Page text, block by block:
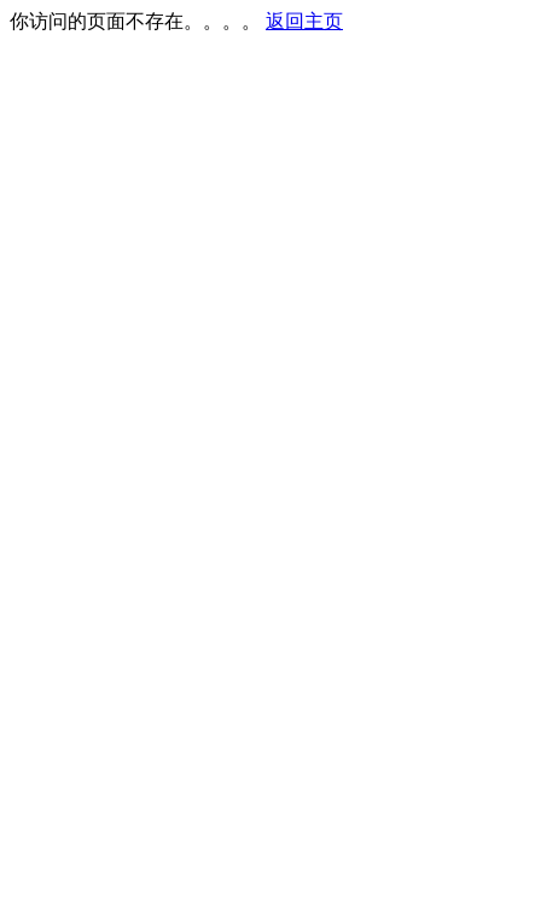
你访问的页面不存在。。。。 返回主页